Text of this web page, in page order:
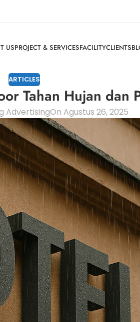
USPROJECT & SERVICESFACILITYCLIENTS
ARTICLES
Tahan Hujan dan
AdvertisingOn Agustus 26, 2025